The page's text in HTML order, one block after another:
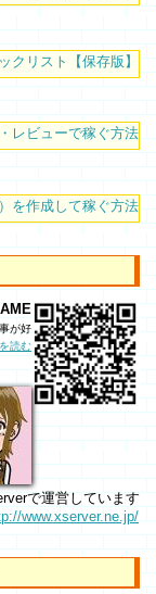
クリスト【保存版】
レビューで稼ぐ方法
を作成して稼ぐ方法
が好
読む
で運営しています
www.xserver.ne.jp/